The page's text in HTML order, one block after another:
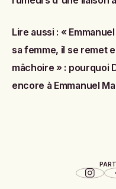
Lire aussi : «
sa femme, il se remet
mâchoire » : pourquoi
encore à Emmanuel